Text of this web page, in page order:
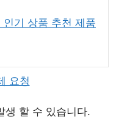
기 상품 추천 제품
요청
생 할 수 있습니다.